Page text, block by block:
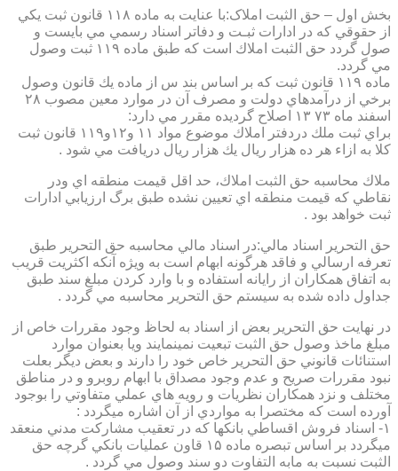
بخش اول – حق الثبت املاک:با عنايت به ماده ۱۱۸ قانون ثبت يكي
از حقوقي كه در ادارات ثبـت و دفاتر اسناد رسمي مي بايست و
صول گردد حق الثبت املاك است كه طبق ماده ۱۱۹ ثبت وصول
مي گردد.
ماده ۱۱۹ قانون ثبت كه بر اساس بند س از ماده يك قانون وصول
برخي از درآمدهاي دولت و مصرف آن در موارد معين مصوب ۲۸
اسفند ماه ۷۳ ۱۳ اصلاح گرديده مقرر مي دارد:
براي ثبت ملك دردفتر املاك موضوع مواد ۱۱ و۱۲و۱۱۹ قانون ثبت
كلا به ازاء هر ده هزار ريال يك هزار ريال دريافت مي شود .
ملاك محاسبه حق الثبت املاك، حد اقل قيمت منطقه اي ودر
نقاطي كه قيمت منطقه اي تعيين نشده طبق برگ ارزيابي ادارات
ثبت خواهد بود .
حق التحرير اسناد مالي:در اسناد مالي محاسبه حق التحرير طبق
تعرفه ارسالي و فاقد هرگونه ابهام است به ويژه آنكه اكثريت قريب
به اتفاق همكاران از رايانه استفاده و با وارد كردن مبلغ سند طبق
جداول داده شده به سيستم حق التحرير محاسبه مي گردد .
در نهايت حق التحرير بعض از اسناد به لحاظ وجود مقررات خاص از
مبلغ ماخذ وصول حق الثبت تبعيت نمينمايند ويا بعنوان موارد
استنائات قانوني حق التحرير خاص خود را دارند و بعض ديگر بعلت
نبود مقررات صريح و عدم وجود مصداق با ابهام روبرو و در مناطق
مختلف و نزد همكاران نظريات و رويه هاي عملي متفاوتي را بوجود
آورده است كه مختصرا به مواردي از آن اشاره ميگردد :
۱- اسناد فروش اقساطي بانكها كه در تعقيب مشاركت مدني منعقد
ميگردد بر اساس تبصره ماده ۱۵ قاون عمليات بانكي گرچه حق
الثبت نسبت به مابه التفاوت دو سند وصول مي گردد .